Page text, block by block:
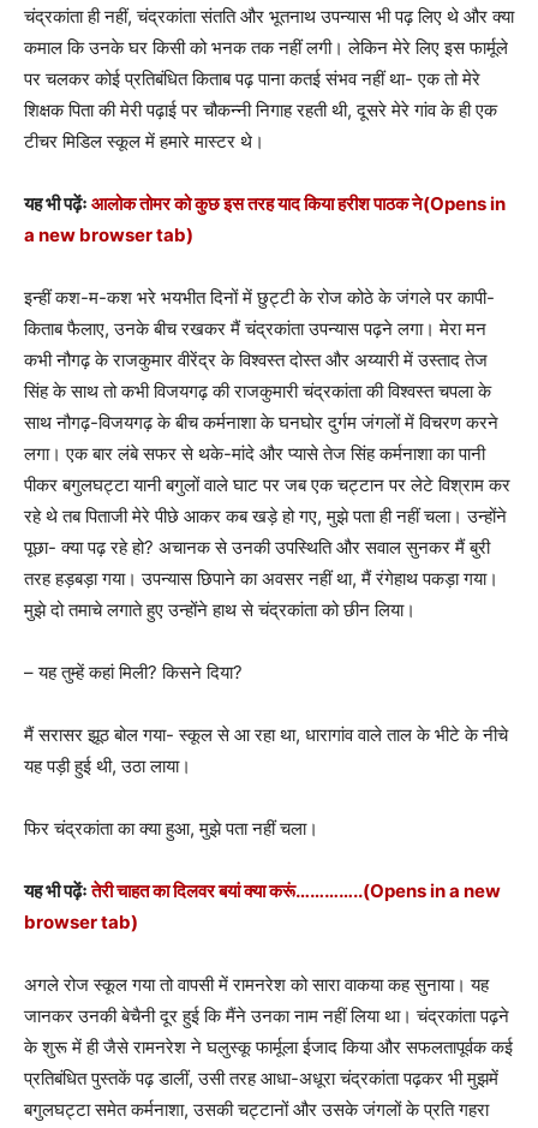
चंद्रकांता ही नहीं, चंद्रकांता संतति और भूतनाथ उपन्यास भी पढ़ लिए थे और क्या
कमाल कि उनके घर किसी को भनक तक नहीं लगी। लेकिन मेरे लिए इस फार्मूले
पर चलकर कोई प्रतिबंधित किताब पढ़ पाना कतई संभव नहीं था- एक तो मेरे
शिक्षक पिता की मेरी पढ़ाई पर चौकन्नी निगाह रहती थी, दूसरे मेरे गांव के ही एक
टीचर मिडिल स्कूल में हमारे मास्टर थे।
यह भी पढ़ेंः आलोक तोमर को कुछ इस तरह याद किया हरीश पाठक ने(Opens in
a new browser tab)
इन्हीं कश-म-कश भरे भयभीत दिनों में छुट्टी के रोज कोठे के जंगले पर कापी-
किताब फैलाए, उनके बीच रखकर मैं चंद्रकांता उपन्यास पढ़ने लगा। मेरा मन
कभी नौगढ़ के राजकुमार वीरेंद्र के विश्वस्त दोस्त और अय्यारी में उस्ताद तेज
सिंह के साथ तो कभी विजयगढ़ की राजकुमारी चंद्रकांता की विश्वस्त चपला के
साथ नौगढ़-विजयगढ़ के बीच कर्मनाशा के घनघोर दुर्गम जंगलों में विचरण करने
लगा। एक बार लंबे सफर से थके-मांदे और प्यासे तेज सिंह कर्मनाशा का पानी
पीकर बगुलघट्टा यानी बगुलों वाले घाट पर जब एक चट्टान पर लेटे विश्राम कर
रहे थे तब पिताजी मेरे पीछे आकर कब खड़े हो गए, मुझे पता ही नहीं चला। उन्होंने
पूछा- क्या पढ़ रहे हो? अचानक से उनकी उपस्थिति और सवाल सुनकर मैं बुरी
तरह हड़बड़ा गया। उपन्यास छिपाने का अवसर नहीं था, मैं रंगेहाथ पकड़ा गया।
मुझे दो तमाचे लगाते हुए उन्होंने हाथ से चंद्रकांता को छीन लिया।
– यह तुम्हें कहां मिली? किसने दिया?
मैं सरासर झूठ बोल गया- स्कूल से आ रहा था, धारागांव वाले ताल के भीटे के नीचे
यह पड़ी हुई थी, उठा लाया।
फिर चंद्रकांता का क्या हुआ, मुझे पता नहीं चला।
यह भी पढ़ेंःतेरी चाहत का दिलवर बयां क्या करूं…………..(Opens in a new
browser tab)
अगले रोज स्कूल गया तो वापसी में रामनरेश को सारा वाकया कह सुनाया। यह
जानकर उनकी बेचैनी दूर हुई कि मैंने उनका नाम नहीं लिया था। चंद्रकांता पढ़ने
के शुरू में ही जैसे रामनरेश ने घलुस्कू फार्मूला ईजाद किया और सफलतापूर्वक कई
प्रतिबंधित पुस्तकें पढ़ डालीं, उसी तरह आधा-अधूरा चंद्रकांता पढ़कर भी मुझमें
बगुलघट्टा समेत कर्मनाशा, उसकी चट्टानों और उसके जंगलों के प्रति गहरा